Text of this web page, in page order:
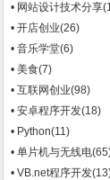
• 网站设计技术分享
• 开店创业(26)
• 音乐学堂(6)
• 美食(7)
• 互联网创业(98)
• 安卓程序开发(18)
• Python(11)
• 单片机与无线电
• VB.net程序开发